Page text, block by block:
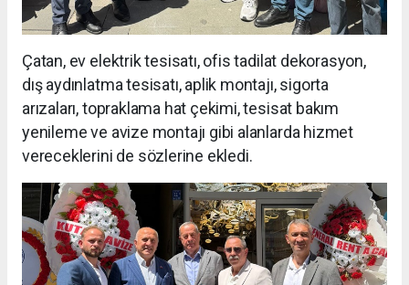
Çatan, ev elektrik tesisatı, ofis tadilat dekorasyon,
dış aydınlatma tesisatı, aplik montajı, sigorta
arızaları, topraklama hat çekimi, tesisat bakım
yenileme ve avize montajı gibi alanlarda hizmet
vereceklerini de sözlerine ekledi.